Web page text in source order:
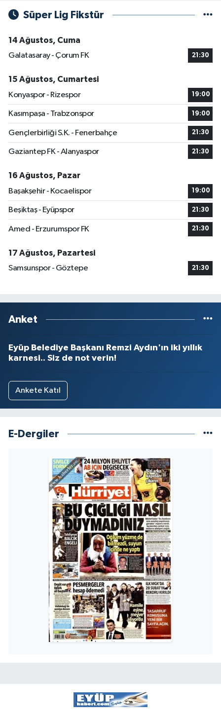
Süper Lig Fikstür
14 Ağustos, Cuma
Galatasaray - Çorum FK
21:30
15 Ağustos, Cumartesi
Konyaspor - Rizespor
19:00
Kasımpaşa - Trabzonspor 19:00
Gençlerbirliği S.K. - Fenerbahçe 21:30
Gaziantep FK - Alanyaspor 21:30
16 Ağustos, Pazar
Başakşehir - Kocaelispor
19:00
Beşiktaş - Eyüpspor 21:30
Amed - Erzurumspor FK 21:30
17 Ağustos, Pazartesi
Samsunspor - Göztepe
21:30
Anket
Eyüp Belediye Başkanı Remzi Aydın'ın iki yıllık
karnesi.. Siz de not verin!
Ankete Katıl
E-Dergiler